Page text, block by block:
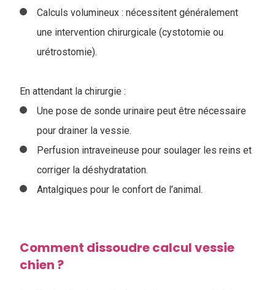
Calculs volumineux : nécessitent généralement
une intervention chirurgicale (cystotomie ou
urétrostomie).
En attendant la chirurgie :
Une pose de sonde urinaire peut être nécessaire
pour drainer la vessie.
Perfusion intraveineuse pour soulager les reins et
corriger la déshydratation.
Antalgiques pour le confort de l’animal.
Comment dissoudre calcul vessie
chien ?